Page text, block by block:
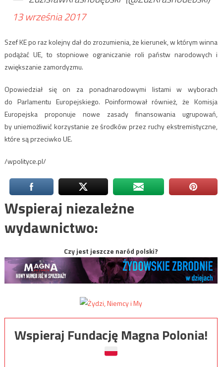
13 września 2017
Szef KE po raz kolejny dał do zrozumienia, że kierunek, w którym winna
podążać UE, to stopniowe ograniczanie roli państw narodowych i
zwiększanie zamordyzmu.
Opowiedział się on za ponadnarodowymi listami w wyborach
do Parlamentu Europejskiego. Poinformował również, że Komisja
Europejska proponuje nowe zasady finansowania ugrupowań,
by uniemożliwić korzystanie ze środków przez ruchy ekstremistyczne,
które są przeciwko UE.
/wpolityce.pl/
Wspieraj niezależne
wydawnictwo:
Czy jest jeszcze naród polski?
Wspieraj Fundację Magna Polonia!